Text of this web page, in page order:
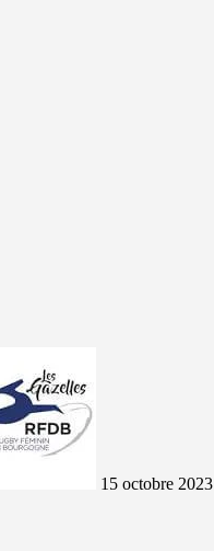
15 octobre 2023